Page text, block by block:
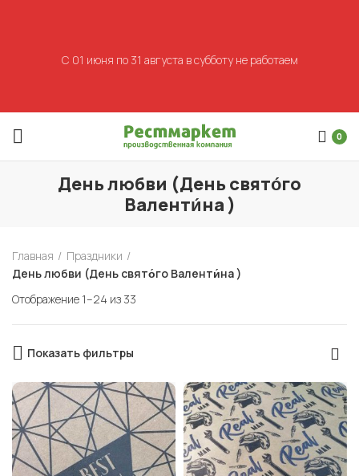
0
День любви (День свято́го
Валенти́на )
Главная
Праздники
День любви (День свято́го Валенти́на )
Отображение 1–24 из 33
Показать фильтры
С 01 июня по 31 августа в субботу не работаем